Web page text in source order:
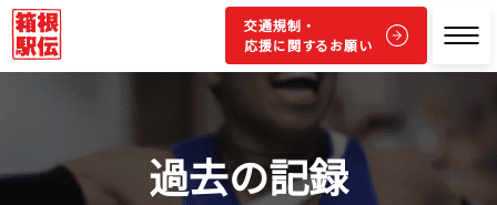
交通規制・
応援に関するお願い
過去の記録